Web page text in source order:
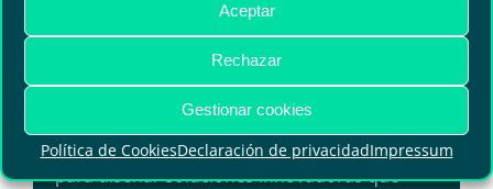
Aceptar
Rechazar
Gestionar cookies
Política de CookiesDeclaración de privacidadImpressum
09:00 – 19:00h
Sala Multiusos 6. Planta 1ª
colaborativo/hackathon donde el talento
digital y el conocimiento agrícola se unen
para diseñar soluciones innovadoras que